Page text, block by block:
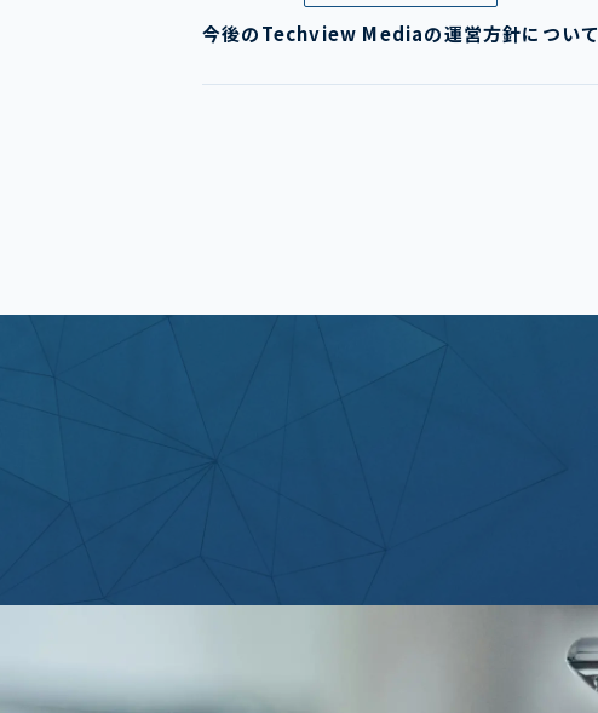
今後のTechview Mediaの運営方針について